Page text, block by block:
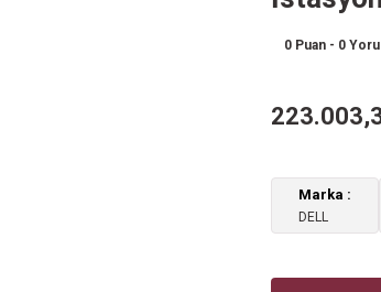
0 Puan - 0
Marka
DELL